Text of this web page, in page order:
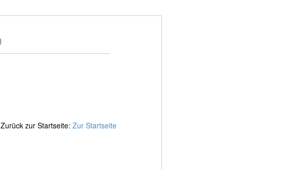
Zurück zur Startseite: Zur Startseite